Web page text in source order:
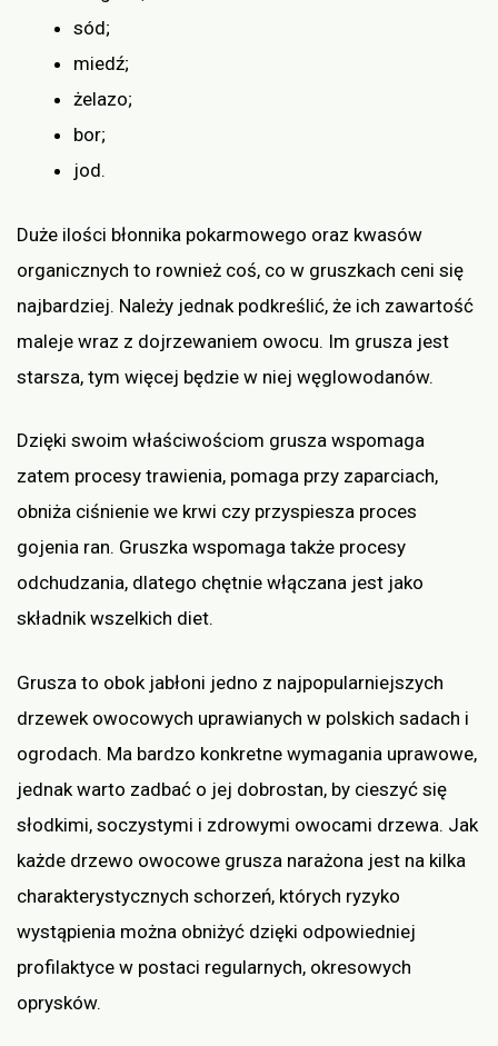
sód;
miedź;
żelazo;
bor;
jod.
Duże ilości błonnika pokarmowego oraz kwasów
organicznych to rownież coś, co w gruszkach ceni się
najbardziej. Należy jednak podkreślić, że ich zawartość
maleje wraz z dojrzewaniem owocu. Im grusza jest
starsza, tym więcej będzie w niej węglowodanów.
Dzięki swoim właściwościom grusza wspomaga
zatem procesy trawienia, pomaga przy zaparciach,
obniża ciśnienie we krwi czy przyspiesza proces
gojenia ran. Gruszka wspomaga także procesy
odchudzania, dlatego chętnie włączana jest jako
składnik wszelkich diet.
Grusza to obok jabłoni jedno z najpopularniejszych
drzewek owocowych uprawianych w polskich sadach i
ogrodach. Ma bardzo konkretne wymagania uprawowe,
jednak warto zadbać o jej dobrostan, by cieszyć się
słodkimi, soczystymi i zdrowymi owocami drzewa. Jak
każde drzewo owocowe grusza narażona jest na kilka
charakterystycznych schorzeń, których ryzyko
wystąpienia można obniżyć dzięki odpowiedniej
profilaktyce w postaci regularnych, okresowych
oprysków.